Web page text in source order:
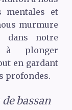
mentales et
murmure
dans notre
à plonger
en gardant
profondes.
bassan